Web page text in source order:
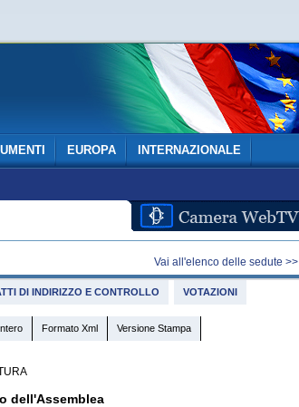
EUROPA INTERNAZIONALE
Vai all'elenco delle sedute >>
DI INDIRIZZO E CONTROLLO VOTAZIONI
Formato Xml Versione Stampa
dell'Assemblea